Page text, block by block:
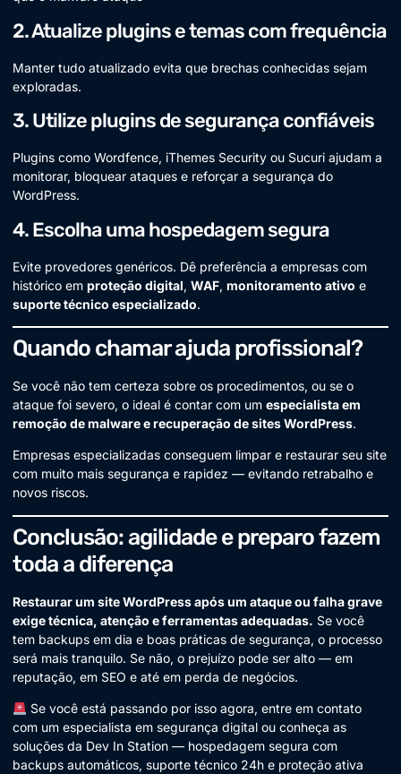
2. Atualize plugins e temas com frequência
Manter tudo atualizado evita que brechas conhecidas sejam
exploradas.
3. Utilize plugins de segurança confiáveis
Plugins como Wordfence, iThemes Security ou Sucuri ajudam a
monitorar, bloquear ataques e reforçar a segurança do
WordPress.
4. Escolha uma hospedagem segura
Evite provedores genéricos. Dê preferência a empresas com
histórico em proteção digital, WAF, monitoramento ativo e
suporte técnico especializado.
Quando chamar ajuda profissional?
Se você não tem certeza sobre os procedimentos, ou se o
ataque foi severo, o ideal é contar com um especialista em
remoção de malware e recuperação de sites WordPress.
Empresas especializadas conseguem limpar e restaurar seu site
com muito mais segurança e rapidez — evitando retrabalho e
novos riscos.
Conclusão: agilidade e preparo fazem
toda a diferença
Restaurar um site WordPress após um ataque ou falha grave
exige técnica, atenção e ferramentas adequadas. Se você
tem backups em dia e boas práticas de segurança, o processo
será mais tranquilo. Se não, o prejuízo pode ser alto — em
reputação, em SEO e até em perda de negócios.
Se você está passando por isso agora, entre em contato
com um especialista em segurança digital ou conheça as
soluções da Dev In Station — hospedagem segura com
backups automáticos, suporte técnico 24h e proteção ativa